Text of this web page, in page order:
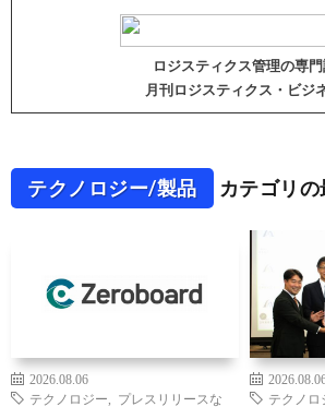
ロジスティクス管理の専
月刊ロジスティクス・ビジ
テクノロジー/製品 カテゴリ
2026.08.06
テクノロジー
プレスリリースな
テクノロ